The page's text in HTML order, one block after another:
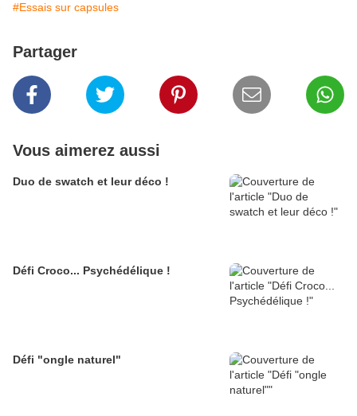
#Essais sur capsules
Partager
Vous aimerez aussi
Duo de swatch et leur déco !
Défi Croco... Psychédélique !
Défi "ongle naturel"